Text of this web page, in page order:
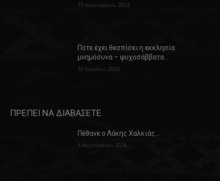
13 Ιανουαρίου, 2023
Πότε έχει θεσπίσει η εκκλησία
μνημόσυνα – ψυχοσάββατα…
10 Ιουνίου, 2022
ΠΡΕΠΕΙ ΝΑ ΔΙΑΒΑΣΕΤΕ
Πέθανε ο Λάκης Χαλκιάς…
3 Αυγούστου, 2026